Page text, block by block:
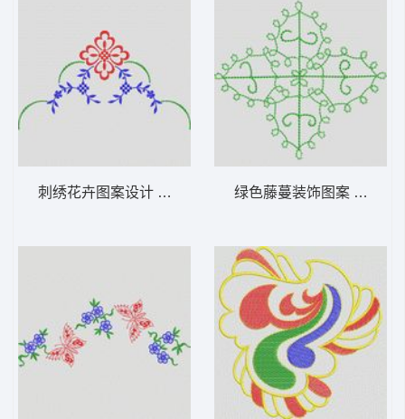
刺绣花卉图案设计 植物花型 绿色藤蔓装饰图案 植物花